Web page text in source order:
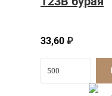
33,60 ₽